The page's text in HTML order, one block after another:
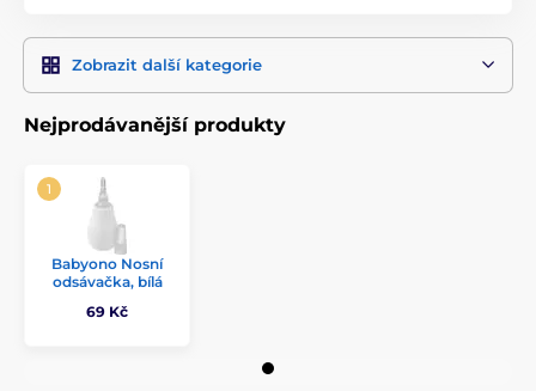
Zobrazit další kategorie
Nejprodávanější produkty
Babyono Nosní
odsávačka, bílá
69 Kč